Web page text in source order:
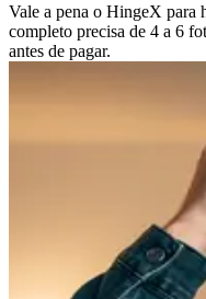
Vale a pena o HingeX para
completo precisa de 4 a 6
antes de pagar.